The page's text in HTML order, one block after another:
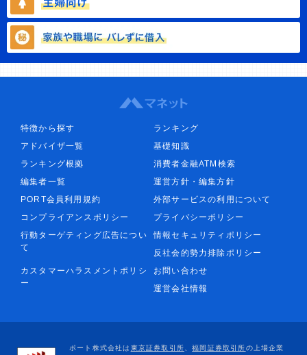
特徴から探す
ランキング
アドバイザ一覧
基礎知識
ランキング根拠
消費者金融ATM検索
編集者一覧
運営方針・編集方針
PORT会員利用規約
外部サービスの利用について
コンプライアンスポリシー
プライバシーポリシー
行動ターゲティング広告につい
て
情報セキュリティポリシー
反社会的勢力排除ポリシー
カスタマーハラスメントポリシ
ー
お問い合わせ
運営会社情報